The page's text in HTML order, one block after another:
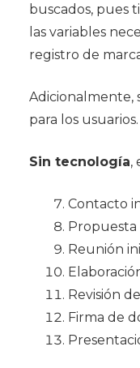
buscados, pues
las variables
registro de
Adicionalmente,
para los usuarios.
Sin tecnología,
Contacto
Propuesta
Reunión
Revisión
Firma de